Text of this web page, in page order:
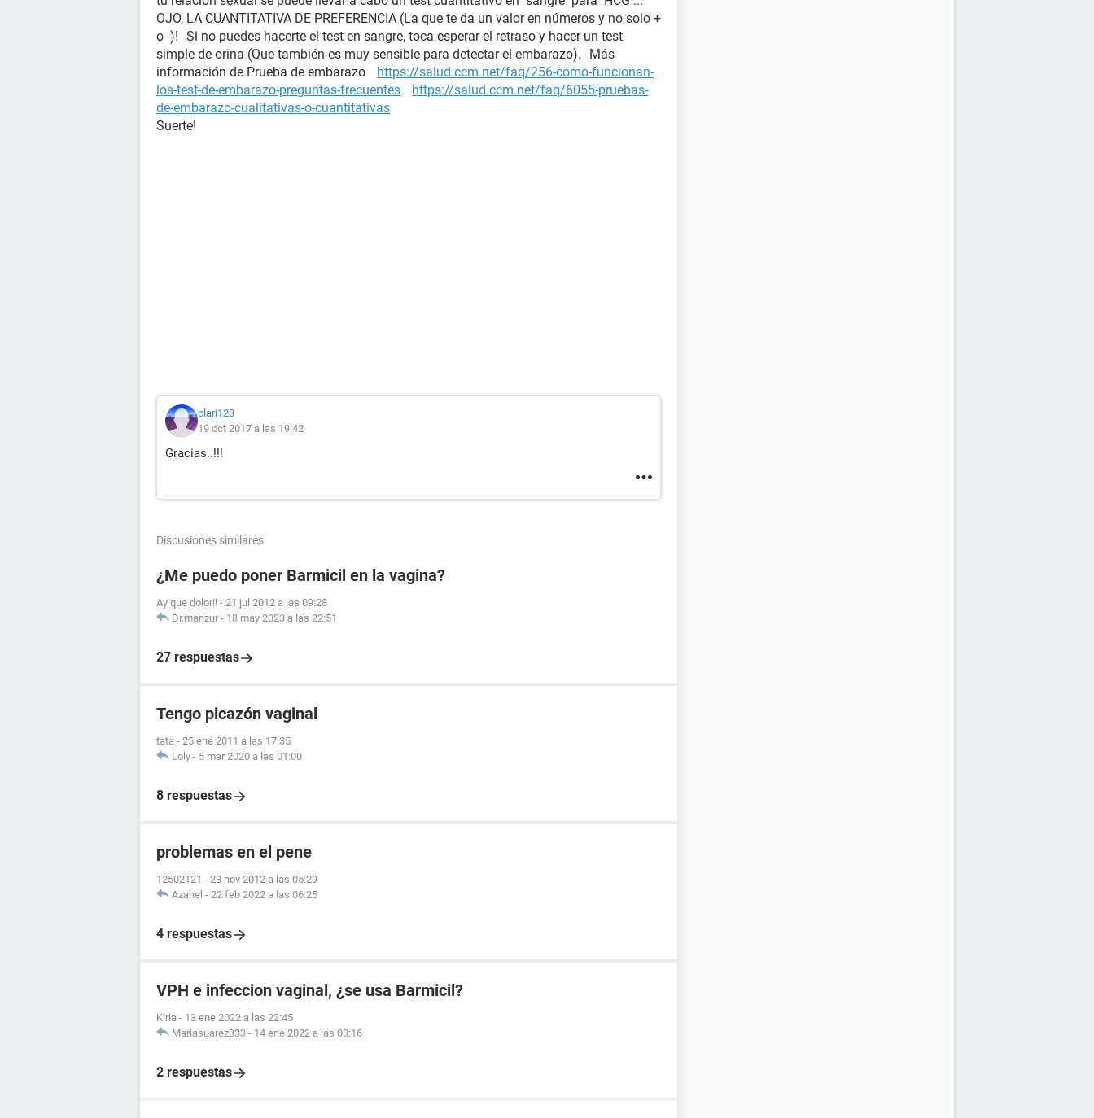
OJO, LA CUANTITATIVA DE PREFERENCIA (La que te da un valor en números y no solo +
o -)! Si no puedes hacerte el test en sangre, toca esperar el retraso y hacer un test
simple de orina (Que también es muy sensible para detectar el embarazo). Más
información de Prueba de embarazo https://salud.ccm.net/faq/256-como-funcionan-
los-test-de-embarazo-preguntas-frecuentes
https://salud.ccm.net/faq/6055-pruebas-
de-embarazo-cualitativas-o-cuantitativas
Suerte!
clari123
19 oct 2017 a las 19:42
Gracias..!!!
Discusiones similares
¿Me puedo poner Barmicil en la vagina?
Ay que dolor!! - 21 jul 2012 a las 09:28
Dr.manzur - 18 may 2023 a las 22:51
27 respuestas
Tengo picazón vaginal
tata - 25 ene 2011 a las 17:35
Loly - 5 mar 2020 a las 01:00
8 respuestas
problemas en el pene
12502121 - 23 nov 2012 a las 05:29
Azahel - 22 feb 2022 a las 06:25
4 respuestas
VPH e infeccion vaginal, ¿se usa Barmicil?
Kiria - 13 ene 2022 a las 22:45
Mariasuarez333 - 14 ene 2022 a las 03:16
2 respuestas